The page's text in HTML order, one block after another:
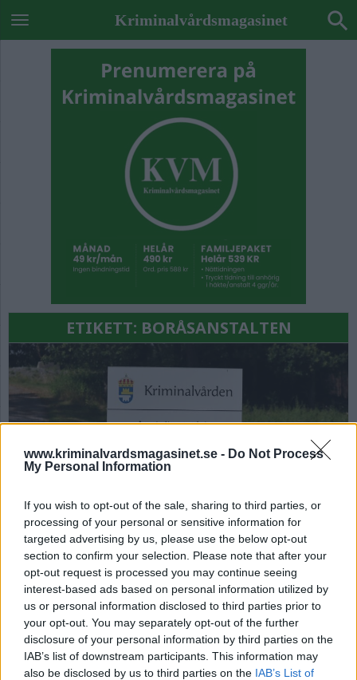
www.kriminalvardsmagasinet.se - Do Not Process
My Personal Information
If you wish to opt-out of the sale, sharing to third parties, or
processing of your personal or sensitive information for
targeted advertising by us, please use the below opt-out
section to confirm your selection. Please note that after your
opt-out request is processed you may continue seeing
interest-based ads based on personal information utilized by
us or personal information disclosed to third parties prior to
your opt-out. You may separately opt-out of the further
disclosure of your personal information by third parties on the
IAB’s list of downstream participants. This information may
also be disclosed by us to third parties on the IAB’s List of
Kriminalvårdsmagasinet
ETIKETT: BORÅSANSTALTEN
Fångstrejk på anstalten
Borås – ”klädkod” uppges
vara orsak
Intagna på två av fyra avdelningar på anstalten
Borås, har gått ut i strejk. Kriminalvårdschefen
vill dock inte kalla det för ”strejk”. Ny klädkod
uppges ligga bakom.